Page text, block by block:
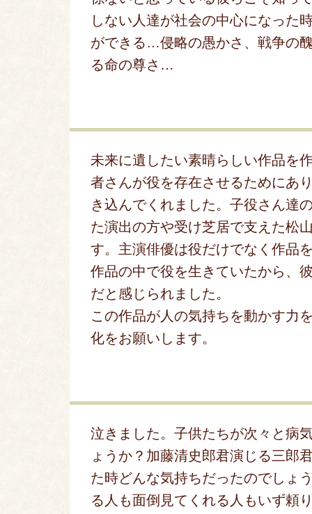
しない人達が社会の中心になった
ができる…侵略の愚かさ、戦争の
る命の尊さ…
未来に遺したい素晴らしい作品を
者さんが役を存在させるためにあ
き込んでくれました。子役さん達
た演出の方や受け芝居で支えた松
す。主演俳優は役だけでなく作品
作品の中で役を生きていたから、
だと感じられました。
この作品が人の気持ちを動かす力
化をお願いします。
泣きました。子供たちが次々と病
ょうか？加藤清史郎君演じる三郎
た時どんな気持ちだったのでしょ
る人も面倒見てくれる人もいず頼